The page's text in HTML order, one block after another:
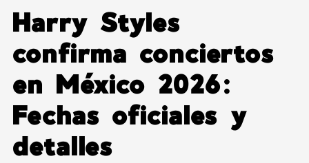
Harry Styles
confirma conciertos
en México 2026:
Fechas oficiales y
detalles